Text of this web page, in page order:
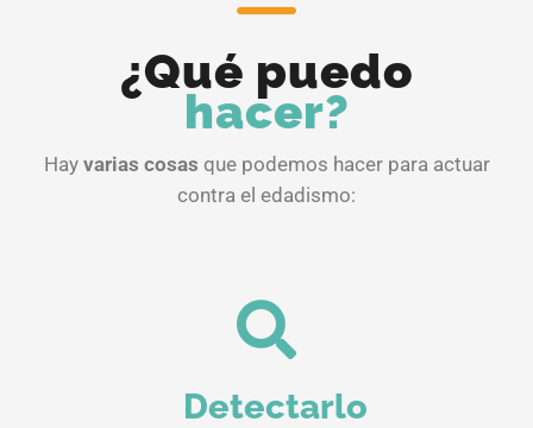
¿Qué puedo
hacer?
Hay varias cosas que podemos hacer para actuar
contra el edadismo:
Detectarlo